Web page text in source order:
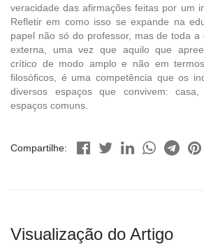
veracidade das afirmações feitas por um
Refletir em como isso se expande na
papel não só do professor, mas de toda a
externa, uma vez que aquilo que
crítico de modo amplo e não em
filosóficos, é uma competência que os
diversos espaços que convivem: casa,
espaços comuns.
Compartilhe:
Visualização do Artigo